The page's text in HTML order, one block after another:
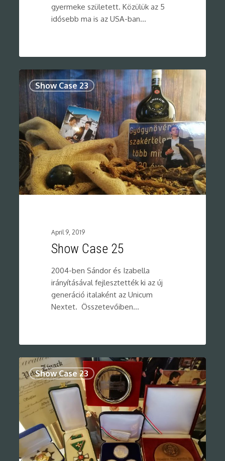
gyermeke született. Közülük az 5
idősebb ma is az USA-ban…
Show Case 23
April 9, 2019
Show Case 25
2004-ben Sándor és Izabella
irányításával fejlesztették ki az új
generáció italaként az Unicum
Nextet. Összetevőiben…
0
Show Case 23
0